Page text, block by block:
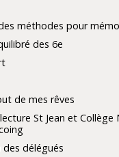
méthodes pour
des 6e
de mes rêves
St Jean et Collège
délégués